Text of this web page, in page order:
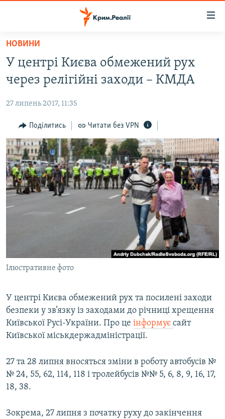
Перейти
основного
матеріалу
Перейти
до
навігації
Перейти
до
пошуку
ВОДА.КРИМ
ВІДЕО ТА ФОТО
ПОЛІТИКА
БЛОГИ
ПОГЛЯД
ІНТЕРВ'Ю
ВСЕ ЗА ДЕНЬ
СПЕЦПРОЕКТИ
СВІДЧЕННЯ ОКУПАЦІЇ
УКРАЇНСЬКА ПРОБЛЕМА КРИМУ
ЯК ОБІЙТИ БЛОКУВАННЯ
Qırımtatar
Усі сайти RFE/RL
НОВИНИ
У центрі Києва обмежений рух
через релігійні заходи – КМДА
27 липень 2017, 11:35
Поділитись Читати без VPN
Ілюстративне фото
У центрі Києва обмежений рух та посилені заходи
безпеки у зв’язку із заходами до річниці хрещення
Київської Русі-України. Про це інформує сайт
Київської міськдержадміністрації.
27 та 28 липня вносяться зміни в роботу автобусів №
№ 24, 55, 62, 114, 118 і тролейбусів №№ 5, 6, 8, 9, 16, 17,
18, 38.
Зокрема, 27 липня з початку руху до закінчення